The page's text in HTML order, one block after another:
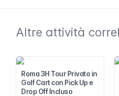
Altre attività
Roma 3H Tour Privato in
Golf Cart con Pick Up e
Drop Off Incluso